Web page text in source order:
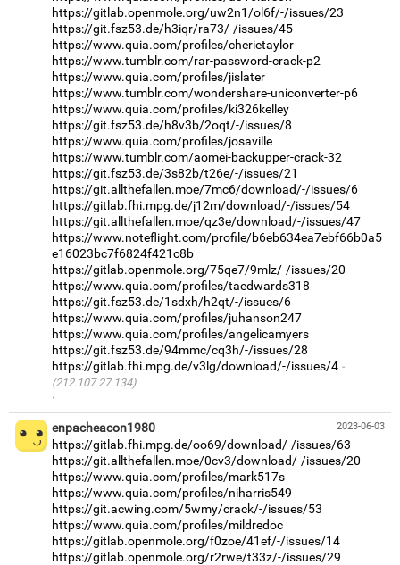
https://gitlab.openmole.org/uw2n1/ol6f/-/issues/23
https://git.fsz53.de/h3iqr/ra73/-/issues/45
https://www.quia.com/profiles/cherietaylor
https://www.tumblr.com/rar-password-crack-p2
https://www.quia.com/profiles/jislater
https://www.tumblr.com/wondershare-uniconverter-p6
https://www.quia.com/profiles/ki326kelley
https://git.fsz53.de/h8v3b/2oqt/-/issues/8
https://www.quia.com/profiles/josaville
https://www.tumblr.com/aomei-backupper-crack-32
https://git.fsz53.de/3s82b/t26e/-/issues/21
https://git.allthefallen.moe/7mc6/download/-/issues/6
https://gitlab.fhi.mpg.de/j12m/download/-/issues/54
https://git.allthefallen.moe/qz3e/download/-/issues/47
https://www.noteflight.com/profile/b6eb634ea7ebf66b0a5
e16023bc7f6824f421c8b
https://gitlab.openmole.org/75qe7/9mlz/-/issues/20
https://www.quia.com/profiles/taedwards318
https://git.fsz53.de/1sdxh/h2qt/-/issues/6
https://www.quia.com/profiles/juhanson247
https://www.quia.com/profiles/angelicamyers
https://git.fsz53.de/94mmc/cq3h/-/issues/28
https://gitlab.fhi.mpg.de/v3lg/download/-/issues/4
(212.107.27.134)
·
2023-06-03
enpacheacon1980
https://gitlab.fhi.mpg.de/oo69/download/-/issues/63
https://git.allthefallen.moe/0cv3/download/-/issues/20
https://www.quia.com/profiles/mark517s
https://www.quia.com/profiles/niharris549
https://git.acwing.com/5wmy/crack/-/issues/53
https://www.quia.com/profiles/mildredoc
https://gitlab.openmole.org/f0zoe/41ef/-/issues/14
https://gitlab.openmole.org/r2rwe/t33z/-/issues/29